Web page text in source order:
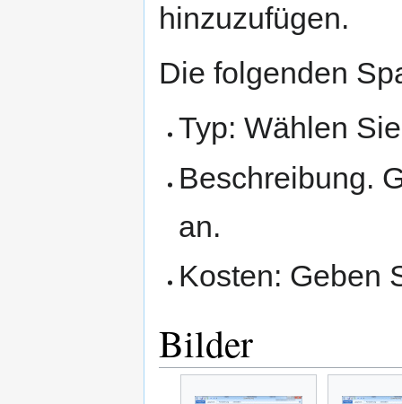
hinzuzufügen.
Die folgenden
Typ: Wählen
Beschreibung.
an.
Kosten: Geben
Bilder